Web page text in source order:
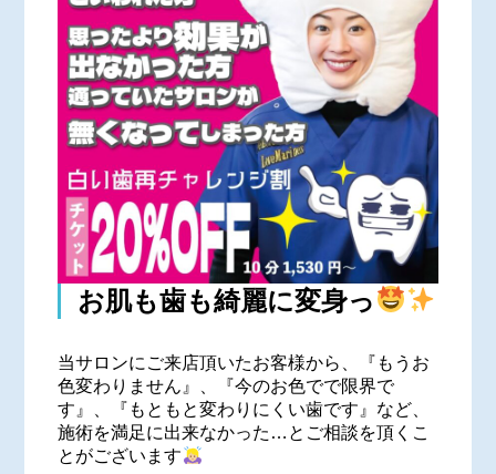
お肌も歯も綺麗に変身っ
当サロンにご来店頂いたお客様から、『もうお
色変わりません』、『今のお色でで限界で
す』、『もともと変わりにくい歯です』など、
施術を満足に出来なかった…とご相談を頂くこ
とがございます